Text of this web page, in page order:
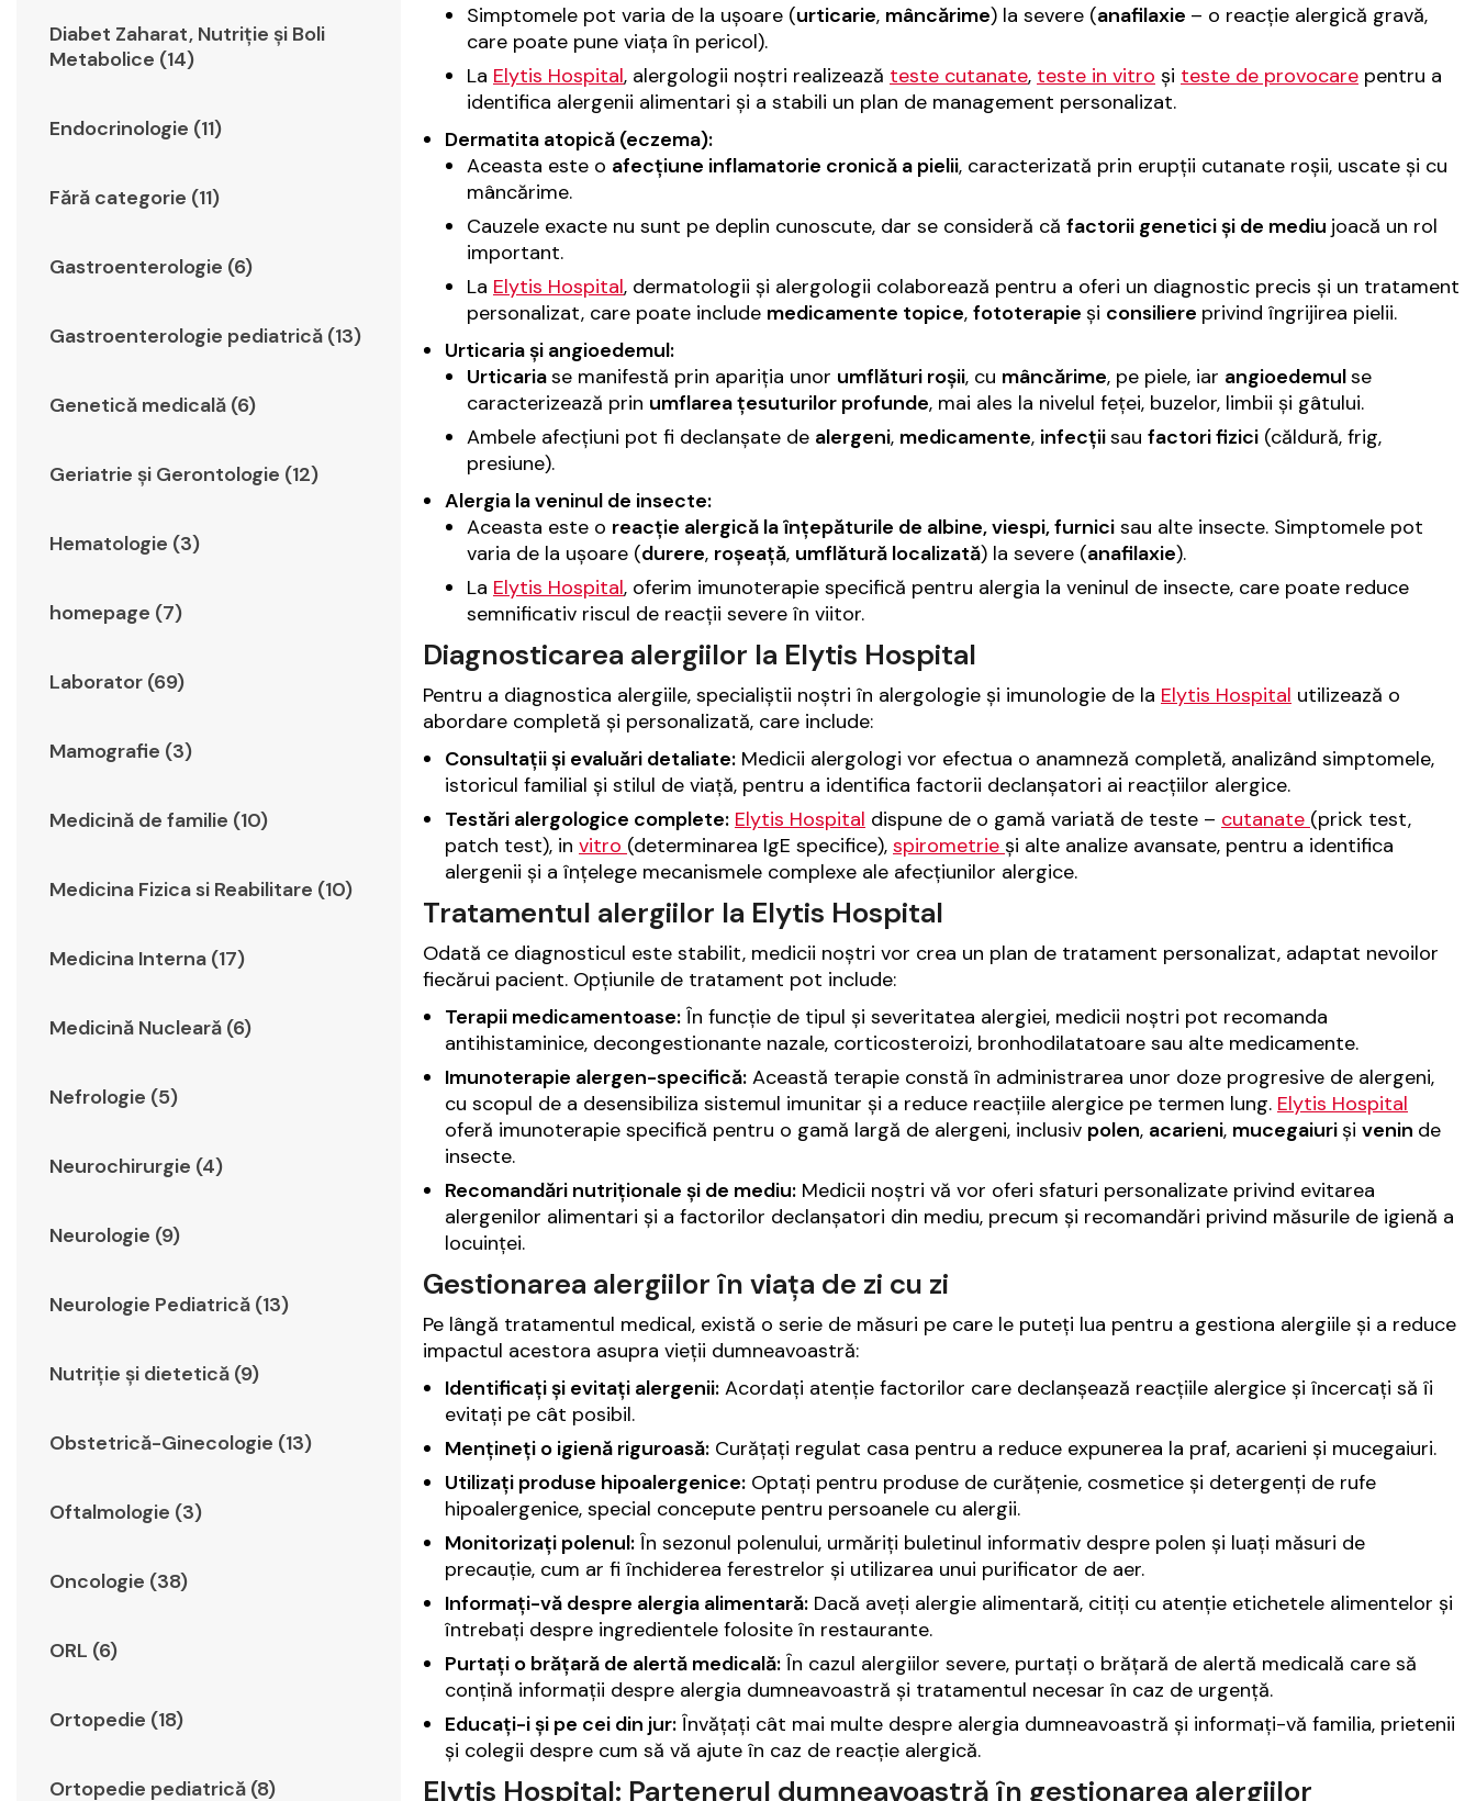
Diabet Zaharat, Nutriţie şi Boli
Metabolice (14)
Endocrinologie (11)
Fără categorie (11)
Gastroenterologie (6)
Gastroenterologie pediatrică (13)
Genetică medicală (6)
Geriatrie şi Gerontologie (12)
Hematologie (3)
homepage (7)
Laborator (69)
Mamografie (3)
Medicină de familie (10)
Medicina Fizica si Reabilitare (10)
Medicina Interna (17)
Medicină Nucleară (6)
Nefrologie (5)
Neurochirurgie (4)
Neurologie (9)
Neurologie Pediatrică (13)
Nutriție și dietetică (9)
Obstetrică-Ginecologie (13)
Oftalmologie (3)
Oncologie (38)
ORL (6)
Ortopedie (18)
Ortopedie pediatrică (8)
Simptomele pot varia de la ușoare (urticarie, mâncărime) la severe (anafilaxie – o reacție alergică gravă,
care poate pune viața în pericol).
La Elytis Hospital, alergologii noștri realizează teste cutanate, teste in vitro și teste de provocare pentru a
identifica alergenii alimentari și a stabili un plan de management personalizat.
Dermatita atopică (eczema):
Aceasta este o afecțiune inflamatorie cronică a pielii, caracterizată prin erupții cutanate roșii, uscate și cu
mâncărime.
Cauzele exacte nu sunt pe deplin cunoscute, dar se consideră că factorii genetici și de mediu joacă un rol
important.
La Elytis Hospital, dermatologii și alergologii colaborează pentru a oferi un diagnostic precis și un tratament
personalizat, care poate include medicamente topice, fototerapie și consiliere privind îngrijirea pielii.
Urticaria și angioedemul:
Urticariase manifestă prin apariția unor umflături roșii, cu mâncărime, pe piele, iar angioedemulse
caracterizează prin umflarea țesuturilor profunde, mai ales la nivelul feței, buzelor, limbii și gâtului.
Ambele afecțiuni pot fi declanșate de alergeni, medicamente, infecțiisau factori fizici (căldură, frig,
presiune).
Alergia la veninul de insecte:
Aceasta este o reacție alergică la înțepăturile de albine, viespi, furnici sau alte insecte. Simptomele pot
varia de la ușoare (durere, roșeață, umflătură localizată) la severe (anafilaxie).
La Elytis Hospital, oferim imunoterapie specifică pentru alergia la veninul de insecte, care poate reduce
semnificativ riscul de reacții severe în viitor.
Diagnosticarea alergiilor la Elytis Hospital
Pentru a diagnostica alergiile, specialiștii noștri în alergologie și imunologie de la Elytis Hospital utilizează o
abordare completă și personalizată, care include:
Consultații și evaluări detaliate: Medicii alergologi vor efectua o anamneză completă, analizând simptomele,
istoricul familial și stilul de viață, pentru a identifica factorii declanșatori ai reacțiilor alergice.
Testări alergologice complete: Elytis Hospital dispune de o gamă variată de teste – cutanate (prick test,
patch test), in vitro (determinarea IgE specifice), spirometrie și alte analize avansate, pentru a identifica
alergenii și a înțelege mecanismele complexe ale afecțiunilor alergice.
Tratamentul alergiilor la Elytis Hospital
Odată ce diagnosticul este stabilit, medicii noștri vor crea un plan de tratament personalizat, adaptat nevoilor
fiecărui pacient. Opțiunile de tratament pot include:
Terapii medicamentoase: În funcție de tipul și severitatea alergiei, medicii noștri pot recomanda
antihistaminice, decongestionante nazale, corticosteroizi, bronhodilatatoare sau alte medicamente.
Imunoterapie alergen-specifică: Această terapie constă în administrarea unor doze progresive de alergeni,
cu scopul de a desensibiliza sistemul imunitar și a reduce reacțiile alergice pe termen lung. Elytis Hospital
oferă imunoterapie specifică pentru o gamă largă de alergeni, inclusiv polen, acarieni, mucegaiuriși venin de
insecte.
Recomandări nutriționale și de mediu: Medicii noștri vă vor oferi sfaturi personalizate privind evitarea
alergenilor alimentari și a factorilor declanșatori din mediu, precum și recomandări privind măsurile de igienă a
locuinței.
Gestionarea alergiilor în viața de zi cu zi
Pe lângă tratamentul medical, există o serie de măsuri pe care le puteți lua pentru a gestiona alergiile și a reduce
impactul acestora asupra vieții dumneavoastră:
Identificați și evitați alergenii: Acordați atenție factorilor care declanșează reacțiile alergice și încercați să îi
evitați pe cât posibil.
Mențineți o igienă riguroasă: Curățați regulat casa pentru a reduce expunerea la praf, acarieni și mucegaiuri.
Utilizați produse hipoalergenice: Optați pentru produse de curățenie, cosmetice și detergenți de rufe
hipoalergenice, special concepute pentru persoanele cu alergii.
Monitorizați polenul: În sezonul polenului, urmăriți buletinul informativ despre polen și luați măsuri de
precauție, cum ar fi închiderea ferestrelor și utilizarea unui purificator de aer.
Informați-vă despre alergia alimentară: Dacă aveți alergie alimentară, citiți cu atenție etichetele alimentelor și
întrebați despre ingredientele folosite în restaurante.
Purtați o brățară de alertă medicală: În cazul alergiilor severe, purtați o brățară de alertă medicală care să
conțină informații despre alergia dumneavoastră și tratamentul necesar în caz de urgență.
Educați-i și pe cei din jur: Învățați cât mai multe despre alergia dumneavoastră și informați-vă familia, prietenii
și colegii despre cum să vă ajute în caz de reacție alergică.
Elytis Hospital: Partenerul dumneavoastră în gestionarea alergiilor